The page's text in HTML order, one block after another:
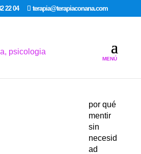
22 04 terapia@terapiaconana.com
por qué
mentir
sin
necesid
ad